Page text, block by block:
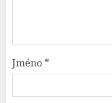
Jméno *